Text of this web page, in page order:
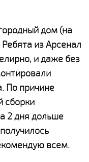
дом (на
из Арсенал
и даже без
По причине
сборки
2 дня дольше
всем.